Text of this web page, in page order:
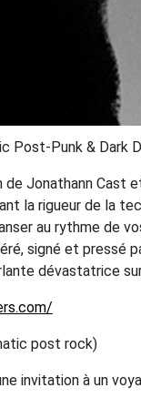
Post-Punk & Dark
Jonathann Cast
la rigueur de la
au rythme de
signé et pressé
dévastatrice
post rock)
invitation à un